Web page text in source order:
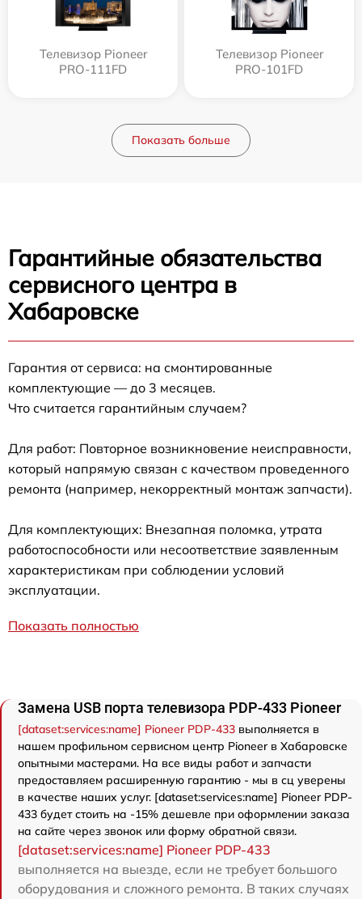
Телевизор Pioneer
PRO-111FD
Телевизор Pioneer
PRO-101FD
Показать больше
Гарантийные обязательства
сервисного центра в
Хабаровске
Гарантия от сервиса: на смонтированные
комплектующие — до 3 месяцев.
Что считается гарантийным случаем?
Для работ: Повторное возникновение неисправности,
который напрямую связан с качеством проведенного
ремонта (например, некорректный монтаж запчасти).
Для комплектующих: Внезапная поломка, утрата
работоспособности или несоответствие заявленным
характеристикам при соблюдении условий
эксплуатации.
Показать полностью
Замена USB порта телевизора PDP-433 Pioneer
[dataset:services:name] Pioneer PDP-433 выполняется в
нашем профильном сервисном центр Pioneer в Хабаровске
опытными мастерами. На все виды работ и запчасти
предоставляем расширенную гарантию - мы в сц уверены
в качестве наших услуг. [dataset:services:name] Pioneer PDP-
433 будет стоить на -15% дешевле при оформлении заказа
на сайте через звонок или форму обратной связи.
[dataset:services:name] Pioneer PDP-433
выполняется на выезде, если не требует большого
оборудования и сложного ремонта. В таких случаях